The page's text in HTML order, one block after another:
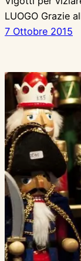
LUOGO Grazie
7 Ottobre 2015